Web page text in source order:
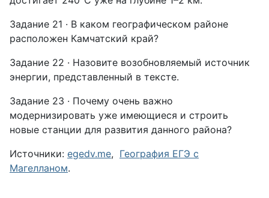
Задание 21 · В каком географическом районе
расположен Камчатский край?
Задание 22 · Назовите возобновляемый источник
энергии, представленный в тексте.
Задание 23 · Почему очень важно
модернизировать уже имеющиеся и строить
новые станции для развития данного района?
Источники: egedv.me, География ЕГЭ с
Магелланом.